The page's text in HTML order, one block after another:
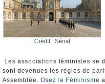
Infos insolites
Crédit : Sénat
Les associations féministes se
sont devenues les règles de
Assemblée. Osez le Féminisme